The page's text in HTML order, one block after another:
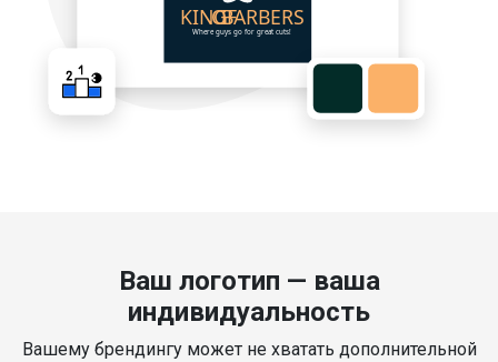
Ваш логотип — ваша
индивидуальность
Вашему брендингу может не хватать дополнительной